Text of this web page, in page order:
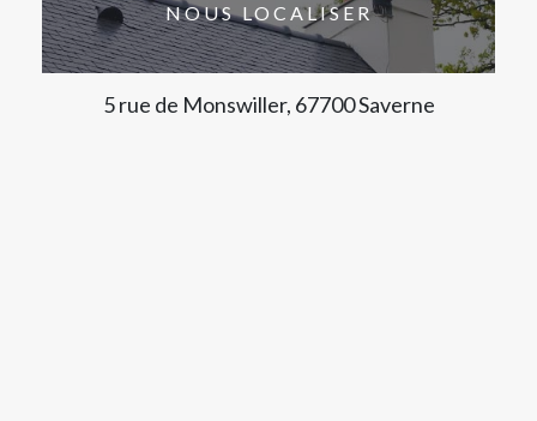
NOUS LOCALISER
5 rue de Monswiller, 67700 Saverne